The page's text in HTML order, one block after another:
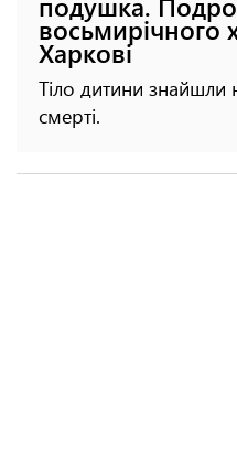
восьмирічного
Харкові
Тіло дитини знайшли
смерті.